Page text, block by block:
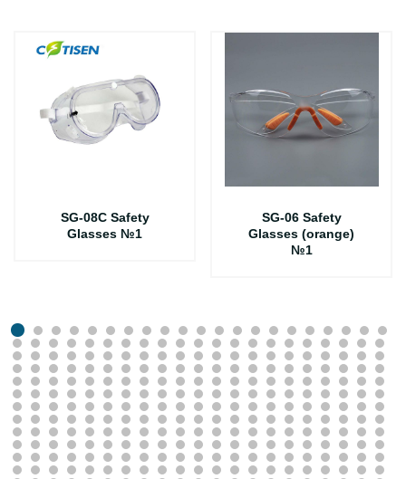
SG-08C Safety
Glasses №1
SG-06 Safety
Glasses (orange)
№1